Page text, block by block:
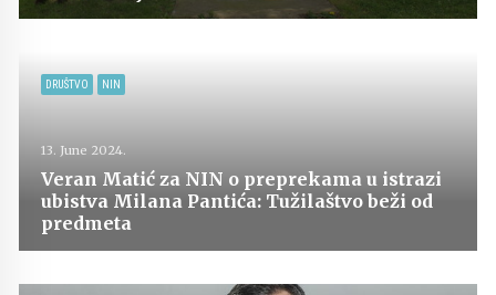
DRUŠTVO NIN
13. June 2024.
Veran Matić za NIN o preprekama u istrazi
ubistva Milana Pantića: Tužilaštvo beži od
predmeta